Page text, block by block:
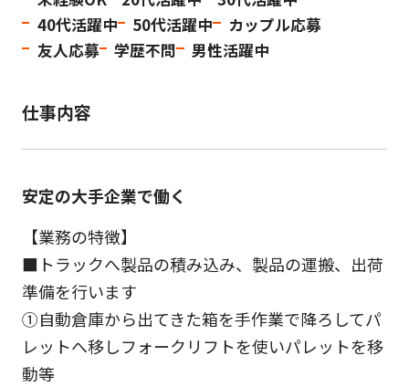
40代活躍中
50代活躍中
カップル応募
友人応募
学歴不問 男性活躍中
仕事内容
安定の大手企業で働く
【業務の特徴】
■トラックへ製品の積み込み、製品の運搬、出荷
準備を行います
①自動倉庫から出てきた箱を手作業で降ろしてパ
レットへ移しフォークリフトを使いパレットを移
動等